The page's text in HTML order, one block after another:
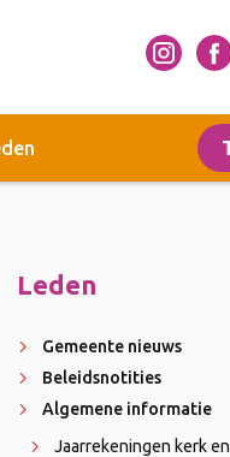
Leden
Gemeente nieuws
Beleidsnotities
Algemene informatie
Jaarrekeningen kerk